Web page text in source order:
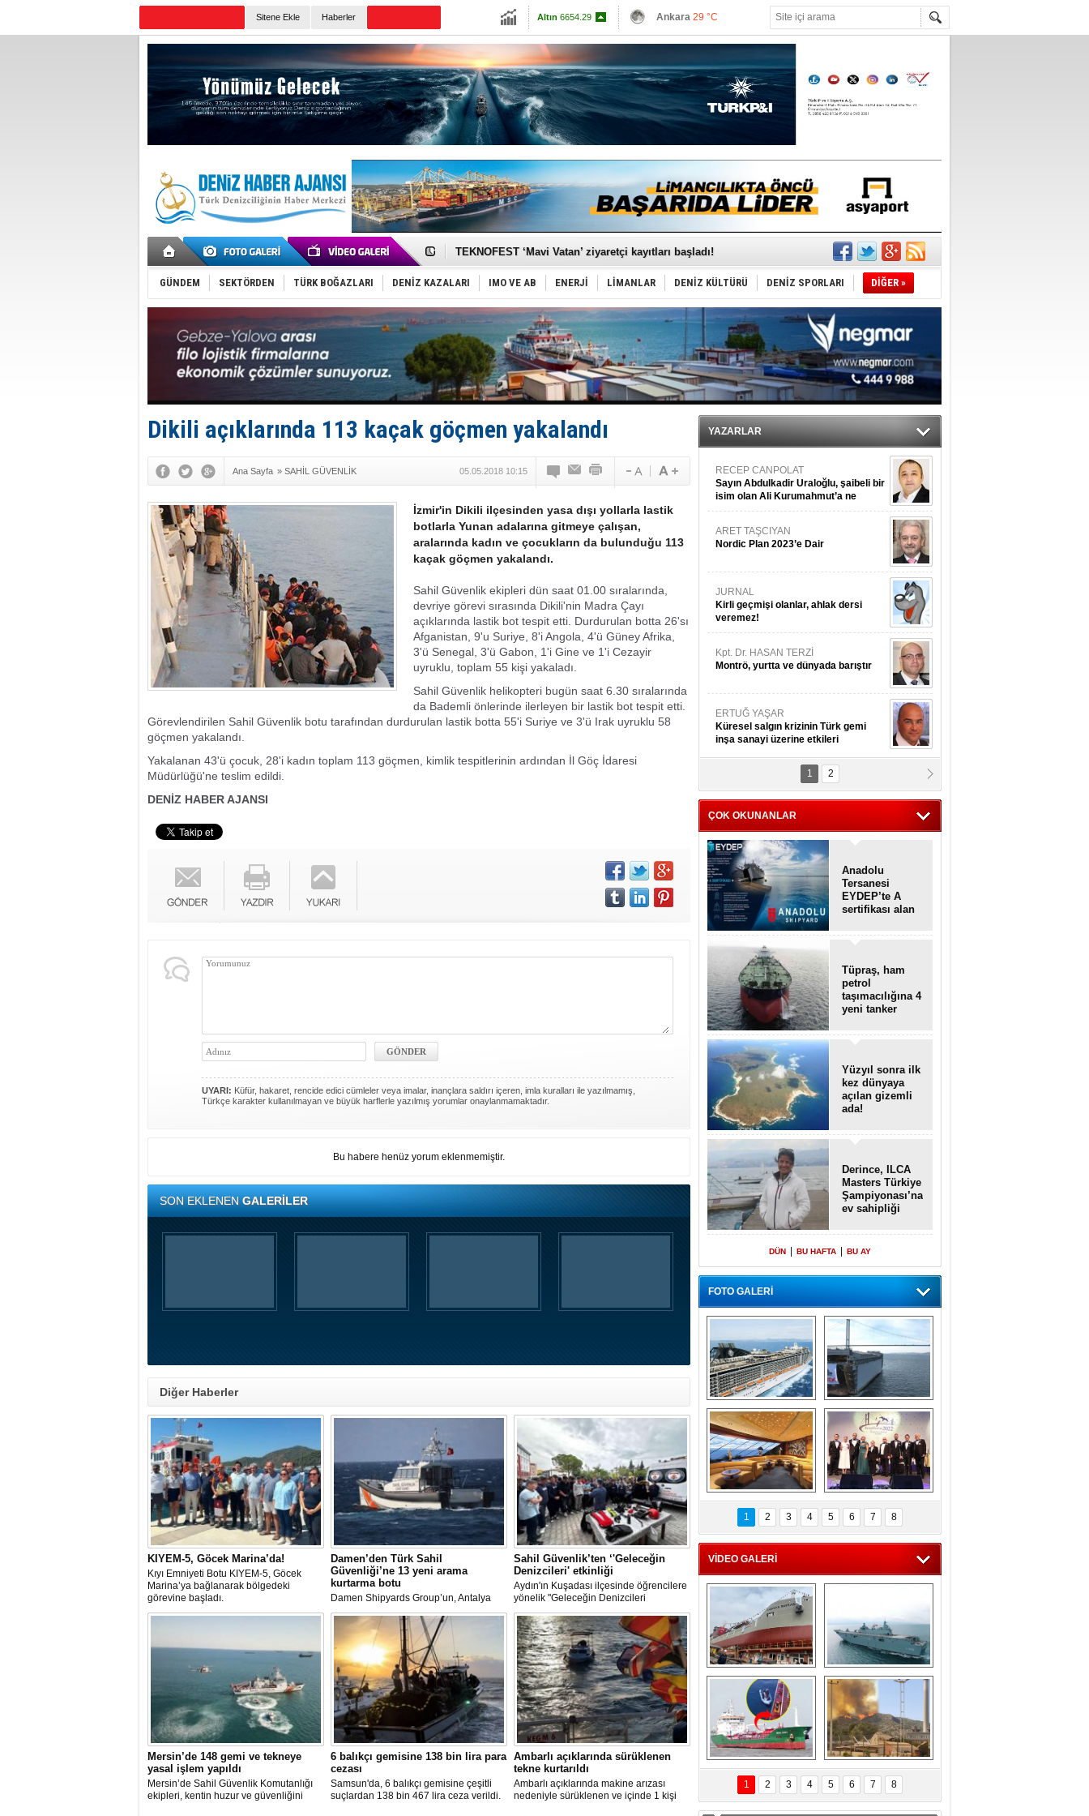
Sitene Ekle Haberler
Altın 6654.29
Euro55.1815
Ankara 29 °C
Antalya29 °C
Muğla 32 °C
Çanakkale 30 °C
TAYK - Eker Olympos Regatta'da ilk start!
TEKNOFEST ‘Mavi Vatan’ ziyaretçi kayıtları başladı!
Tersane işçilerinin direnişi, kazanımla sonuçlandı
İngiliz aktivistler, gemide mahsur kaldı!
FESCO, Karadeniz'de yeni sevkiyat taleplerini durdurdu
DESE, BIMCO’ya katıldı
GİMBİRDER gemi inşa yan sanayinin sorunlarını tartıştı
35 milyon TL'lik tekne projesinde karar çıktı
İnsansız cankurtaran ihalesini BlueForge kazandı
Yüzyıl sonra ilk kez dünyaya açılan gizemli ada!
Anadolu Tersanesi EYDEP’te A sertifikası alan ilk tersane oldu
Derince, ILCA Masters Türkiye Şampiyonası’na ev sahipliği yapacak
Tüpraş, ham petrol taşımacılığına 4 yeni tanker daha ekliyor
İTU AUV, Dünya’da 2. oldu!
GÜNDEM SEKTÖRDEN TÜRK BOĞAZLARI DENİZ KAZALARI IMO VE AB ENERJİ LİMANLAR DENİZ KÜLTÜRÜ DENİZ SPORLARI DİĞER »
Dikili açıklarında 113 kaçak göçmen yakalandı
Ana Sayfa » SAHİL GÜVENLİK 05.05.2018 10:15
İzmir'in Dikili ilçesinden yasa dışı yollarla lastik
botlarla Yunan adalarına gitmeye çalışan,
aralarında kadın ve çocukların da bulunduğu 113
kaçak göçmen yakalandı.
Sahil Güvenlik ekipleri dün saat 01.00 sıralarında,
devriye görevi sırasında Dikili'nin Madra Çayı
açıklarında lastik bot tespit etti. Durdurulan botta 26'sı
Afganistan, 9'u Suriye, 8'i Angola, 4'ü Güney Afrika,
3'ü Senegal, 3'ü Gabon, 1'i Gine ve 1'i Cezayir
uyruklu, toplam 55 kişi yakaladı.
Sahil Güvenlik helikopteri bugün saat 6.30 sıralarında
da Bademli önlerinde ilerleyen bir lastik bot tespit etti.
Görevlendirilen Sahil Güvenlik botu tarafından durdurulan lastik botta 55'i Suriye ve 3'ü Irak uyruklu 58
göçmen yakalandı.
Yakalanan 43'ü çocuk, 28'i kadın toplam 113 göçmen, kimlik tespitlerinin ardından İl Göç İdaresi
Müdürlüğü'ne teslim edildi.
DENİZ HABER AJANSI
UYARI: Küfür, hakaret, rencide edici cümleler veya imalar, inançlara saldırı içeren, imla kuralları ile yazılmamış,
Türkçe karakter kullanılmayan ve büyük harflerle yazılmış yorumlar onaylanmamaktadır.
Bu habere henüz yorum eklenmemiştir.
SON EKLENENGALERİLER
Diğer Haberler
KIYEM-5, Göcek Marina’da!
Kıyı Emniyeti Botu KIYEM-5, Göcek
Marina’ya bağlanarak bölgedeki
görevine başladı.
Damen’den Türk Sahil
Güvenliği’ne 13 yeni arama
kurtarma botu
Damen Shipyards Group’un, Antalya
Serbest Bölgesi’ndeki stratejik üretim
üssü olan Damen Antalya, Türk Sahil
Güvenliği için kolları sıvıyor.
Sahil Güvenlik’ten ‘'Geleceğin
Denizcileri' etkinliği
Aydın'ın Kuşadası ilçesinde öğrencilere
yönelik "Geleceğin Denizcileri
Bilgilendirme" etkinliği gerçekleştirildi.
Mersin’de 148 gemi ve tekneye
yasal işlem yapıldı
Mersin’de Sahil Güvenlik Komutanlığı
ekipleri, kentin huzur ve güvenliğini
6 balıkçı gemisine 138 bin lira para
cezası
Samsun'da, 6 balıkçı gemisine çeşitli
suçlardan 138 bin 467 lira ceza verildi.
Ambarlı açıklarında sürüklenen
tekne kurtarıldı
Ambarlı açıklarında makine arızası
nedeniyle sürüklenen ve içinde 1 kişi
YAZARLAR
RECEP CANPOLAT
Sayın Abdulkadir Uraloğlu, şaibeli bir
isim olan Ali Kurumahmut’a ne
danışıyorsunuz?
ARET TAŞCIYAN
Nordic Plan 2023’e Dair
JURNAL
Kirli geçmişi olanlar, ahlak dersi
veremez!
Kpt. Dr. HASAN TERZİ
Montrö, yurtta ve dünyada barıştır
ERTUĞ YAŞAR
Küresel salgın krizinin Türk gemi
inşa sanayi üzerine etkileri
Kpt. MESUT AZMİ GÖKSOY
ithafen...
1 2
ÇOK OKUNANLAR
Anadolu
Tersanesi
EYDEP’te A
sertifikası alan
Tüpraş, ham
petrol
taşımacılığına 4
yeni tanker
Yüzyıl sonra ilk
kez dünyaya
açılan gizemli
ada!
Derince, ILCA
Masters Türkiye
Şampiyonası’na
ev sahipliği
DÜN BU HAFTA BU AY
FOTO GALERİ
“Gemi içinde gemi”
konsepti ile MSC
Splendida
Dünyada tek!
Denizaltı yüzer
havuzu intikal
seyrine başladı
MSC'den 55 milyon
euroluk turizm geliri
müjdesi
5. Bosphorus Ship
Brokers Dinner,
İstanbul’da yapıldı
1 2 3 4 5 6 7 8
VİDEO GALERİ
Çeksan Tersanesi,
Başaran Bayrak
tankerini suya
indirdi
TCG Anadolu,
tersane teknik
seyrini tamamladı
Göçmenlerin
imdadına Türk
sahipli MINA DENIZ
yetişti
Milas’taki yangın
yeniden termik
santrallere doğru
ilerliyor
1 2 3 4 5 6 7 8